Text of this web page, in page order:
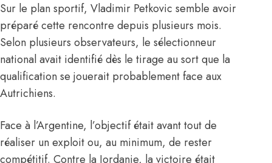
Sur le plan sportif, Vladimir Petkovic semble avoir
préparé cette rencontre depuis plusieurs mois.
Selon plusieurs observateurs, le sélectionneur
national avait identifié dès le tirage au sort que la
qualification se jouerait probablement face aux
Autrichiens.
Face à l’Argentine, l’objectif était avant tout de
réaliser un exploit ou, au minimum, de rester
compétitif. Contre la Jordanie, la victoire était